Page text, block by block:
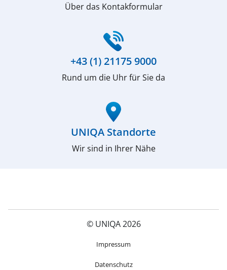
Über das Kontakformular
+43 (1) 21175 9000
Rund um die Uhr für Sie da
UNIQA Standorte
Wir sind in Ihrer Nähe
© UNIQA 2026
Impressum
Datenschutz